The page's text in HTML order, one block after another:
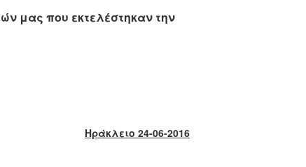
μας που εκτελέστηκαν την
Ηράκλειο 24-06-2016